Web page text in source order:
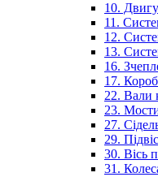
10.
11.
12.
13.
16.
17.
22. Вали
23.
27.
29.
30. Вісь
31.